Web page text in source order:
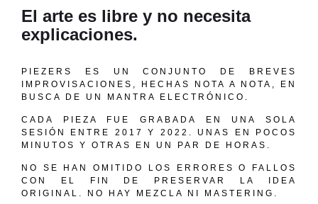
El arte es libre y no necesita
explicaciones.
PIEZERS ES UN CONJUNTO DE BREVES
IMPROVISACIONES, HECHAS NOTA A NOTA, EN
BUSCA DE UN MANTRA ELECTRÓNICO.
CADA PIEZA FUE GRABADA EN UNA SOLA
SESIÓN ENTRE 2017 Y 2022. UNAS EN POCOS
MINUTOS Y OTRAS EN UN PAR DE HORAS.
NO SE HAN OMITIDO LOS ERRORES O FALLOS
CON EL FIN DE PRESERVAR LA IDEA
ORIGINAL. NO HAY MEZCLA NI MASTERING.